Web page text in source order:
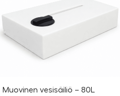
Muovinen vesisäiliö – 80L